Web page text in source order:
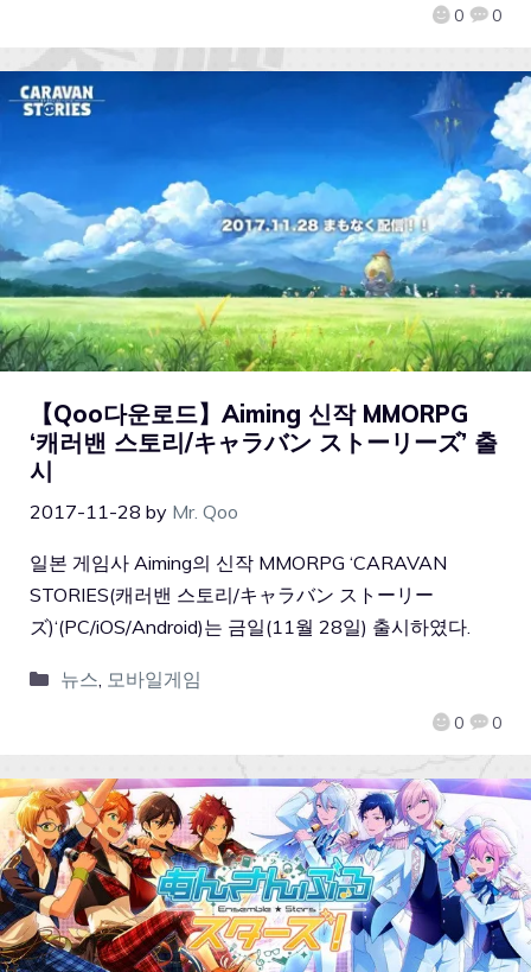
0 0
【Qoo다운로드】Aiming 신작 MMORPG
‘캐러밴 스토리/キャラバン ストーリーズ’ 출
시
2017-11-28 by Mr. Qoo
0 0
일본 게임사 Aiming의 신작 MMORPG ‘CARAVAN
STORIES(캐러밴 스토리/キャラバン ストーリー
ズ)‘(PC/iOS/Android)는 금일(11월 28일) 출시하였다.
뉴스 모바일게임